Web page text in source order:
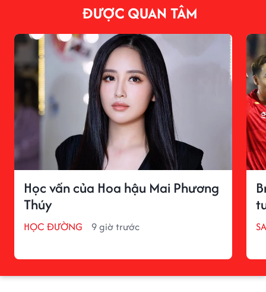
ĐƯỢC QUAN TÂM
Học vấn của Hoa hậu Mai Phương
Thúy
HỌC ĐƯỜNG 9 giờ trước